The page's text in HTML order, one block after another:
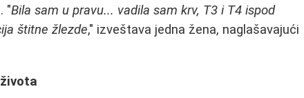
"Bila sam u pravu... vadila sam krv, T3 i T4 ispod
štitne žlezde," izveštava jedna žena, naglašavajući